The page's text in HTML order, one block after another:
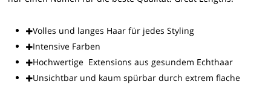
Volles und langes Haar für jedes Styling
Intensive Farben
Hochwertige Extensions aus gesundem Echthaar
Unsichtbar und kaum spürbar durch extrem flache